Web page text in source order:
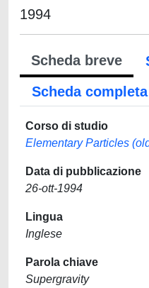
1994
Scheda breve
Scheda completa
Corso di studio
Elementary Particles
Data di pubblicazione
26-ott-1994
Lingua
Inglese
Parola chiave
Supergravity